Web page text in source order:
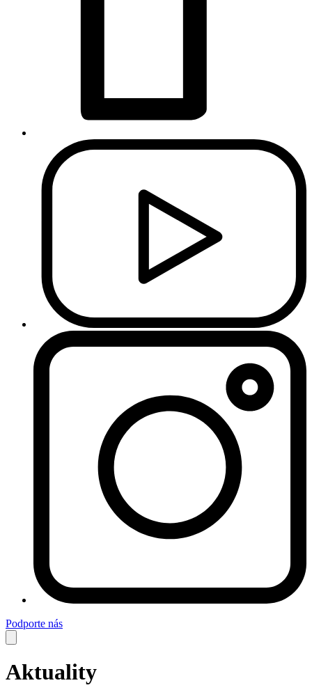
Podporte nás
Aktuality